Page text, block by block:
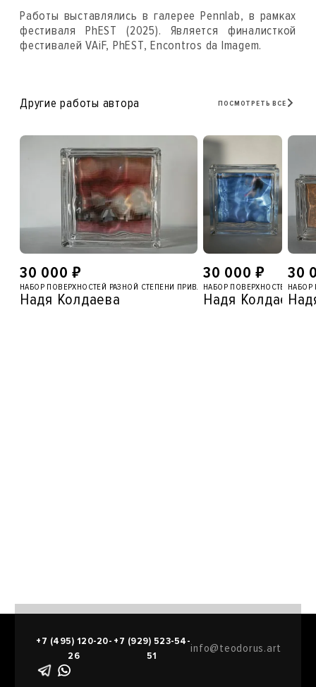
Работы выставлялись в галерее Pennlab, в рамках
фестиваля PhEST (2025). Является финалисткой
фестивалей VAiF, PhEST, Encontros da Imagem.
Другие работы автора ПОСМОТРЕТЬ ВСЕ
30 000₽
НАБОР ПОВЕРХНОСТЕЙ РАЗНОЙ СТЕПЕНИ ПРИВЛЕКАТЕЛЬНОСТИ
Надя Колдаева
30 000₽
НАБОР ПОВЕРХНОСТЕЙ
Надя Колдаева
30
НАБОР
+7 (495) 120-20-
26
+7 (929) 523-54-
51
info@teodorus.art